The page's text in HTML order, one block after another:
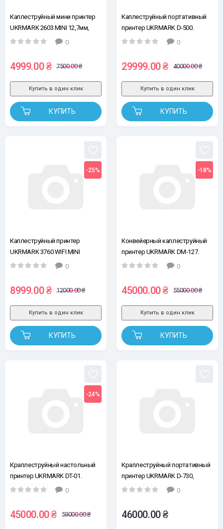
Каплеструйный мини принтер
UKRMARK 2603 MINI 12,7мм,
красный
0
4999.00 ₴ 7500.00 ₴
КУПИТЬ
Купить в один клик
Каплеструйный портативный
принтер UKRMARK D-500.
50.8мм (без картриджа)
0
29999.00 ₴ 40000.00 ₴
КУПИТЬ
Купить в один клик
-25%
Каплеструйный принтер
UKRMARK 3760 WIFI MINI
12,7мм, синий
0
8999.00 ₴ 12000.00 ₴
КУПИТЬ
Купить в один клик
-18%
Конвейерный каплеструйный
принтер UKRMARK DM-127.
12.7мм (с сенсором, без
0
45000.00 ₴ 55000.00 ₴
КУПИТЬ
Купить в один клик
-24%
Краплеструйный настольный
принтер UKRMARK DT-01.
12.7мм, экран 5" (без
0
45000.00 ₴ 59000.00 ₴
Краплеструйный портативный
принтер UKRMARK D-730,
высота печати 2-101,6 мм (без
0
46000.00 ₴